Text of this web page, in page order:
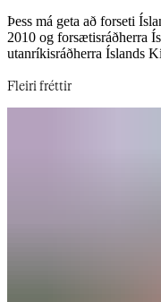
Þess má geta að forseti
2010 og forsætisráðherra
utanríkisráðherra Íslands Kína heim árið 2018.​​​​‌
Fleiri fréttir